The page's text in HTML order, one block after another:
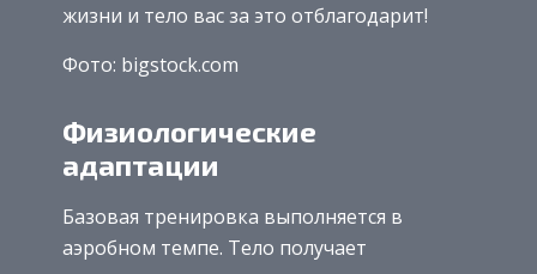
жизни и тело вас за это отблагодарит!
Фото: bigstock.com
Физиологические
адаптации
Базовая тренировка выполняется в
аэробном темпе. Тело получает